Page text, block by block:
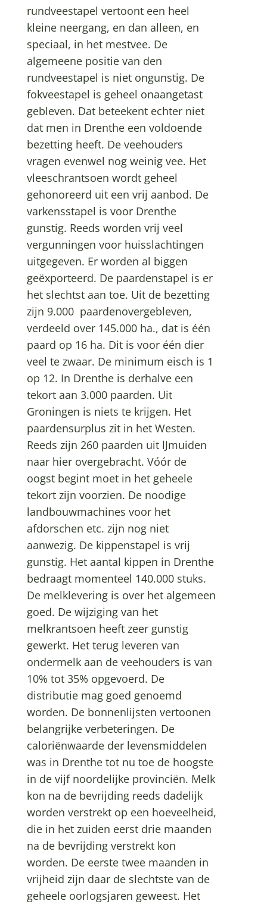
rundveestapel vertoont een heel
kleine neergang, en dan alleen, en
speciaal, in het mestvee. De
algemeene positie van den
rundveestapel is niet ongunstig. De
fokveestapel is geheel onaangetast
gebleven. Dat beteekent echter niet
dat men in Drenthe een voldoende
bezetting heeft. De veehouders
vragen evenwel nog weinig vee. Het
vleeschrantsoen wordt geheel
gehonoreerd uit een vrij aanbod. De
varkensstapel is voor Drenthe
gunstig. Reeds worden vrij veel
vergunningen voor huisslachtingen
uitgegeven. Er worden al biggen
geëxporteerd. De paardenstapel is er
het slechtst aan toe. Uit de bezetting
zijn 9.000 paardenovergebleven,
verdeeld over 145.000 ha., dat is één
paard op 16 ha. Dit is voor één dier
veel te zwaar. De minimum eisch is 1
op 12. In Drenthe is derhalve een
tekort aan 3.000 paarden. Uit
Groningen is niets te krijgen. Het
paardensurplus zit in het Westen.
Reeds zijn 260 paarden uit lJmuiden
naar hier overgebracht. Vóór de
oogst begint moet in het geheele
tekort zijn voorzien. De noodige
landbouwmachines voor het
afdorschen etc. zijn nog niet
aanwezig. De kippenstapel is vrij
gunstig. Het aantal kippen in Drenthe
bedraagt momenteel 140.000 stuks.
De melklevering is over het algemeen
goed. De wijziging van het
melkrantsoen heeft zeer gunstig
gewerkt. Het terug leveren van
ondermelk aan de veehouders is van
10% tot 35% opgevoerd. De
distributie mag goed genoemd
worden. De bonnenlijsten vertoonen
belangrijke verbeteringen. De
caloriënwaarde der levensmiddelen
was in Drenthe tot nu toe de hoogste
in de vijf noordelijke provinciën. Melk
kon na de bevrijding reeds dadelijk
worden verstrekt op een hoeveelheid,
die in het zuiden eerst drie maanden
na de bevrijding verstrekt kon
worden. De eerste twee maanden in
vrijheid zijn daar de slechtste van de
geheele oorlogsjaren geweest. Het